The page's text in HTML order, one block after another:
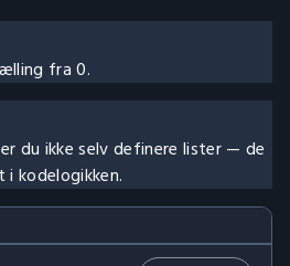
fra 0.
du ikke selv definere lister — de
kodelogikken.